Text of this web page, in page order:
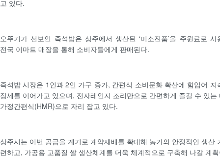
고 있다.
오뚜기가 선보인 즉석밥은 상주에서 생산된 ‘미소진품’을 주원료로 사
전국 이마트 매장을 통해 소비자들에게 판매된다.
즉석밥 시장은 1인과 2인 가구 증가, 간편식 소비문화 확산에 힘입어 지
장세를 이어가고 있으며, 전자레인지 조리만으로 간편하게 즐길 수 있는
가정간편식(HMR)으로 자리 잡고 있다.
상주시는 이번 공급을 계기로 계약재배를 확대해 농가의 안정적인 생산
련하고, 가공용 고품질 쌀 생산체계를 더욱 체계적으로 구축해 나갈 계